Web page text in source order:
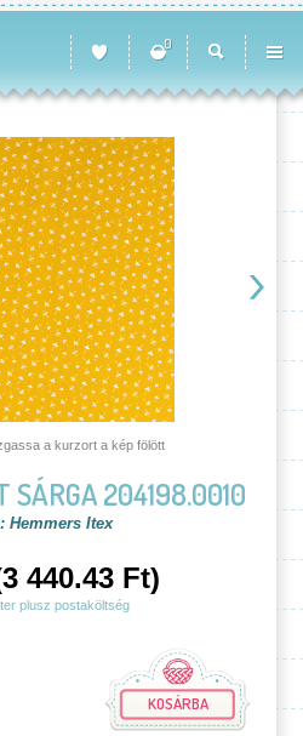
0
a kurzort a kép fölött
SÁRGA 204198.0010
Hemmers Itex
440.43 Ft)
plusz postaköltség
KOSÁRBA